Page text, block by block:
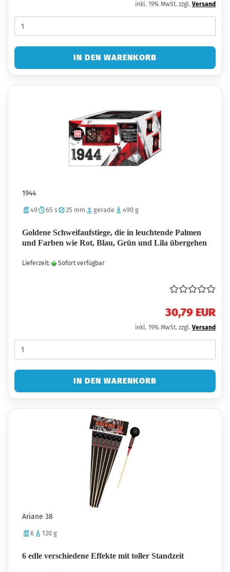
inkl. 19% MwSt. zzgl. Versand
IN DEN WARENKORB
1944
49 65 s 25 mm gerade 490 g
Goldene Schweifaufstiege, die in leuchtende Palmen
und Farben wie Rot, Blau, Grün und Lila übergehen
Lieferzeit: Sofort verfügbar
30,79 EUR
inkl. 19% MwSt. zzgl. Versand
IN DEN WARENKORB
Ariane 38
6 120 g
6 edle verschiedene Effekte mit toller Standzeit